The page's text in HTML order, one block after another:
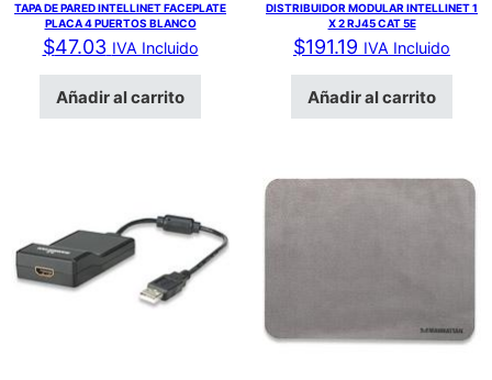
TAPA DE PARED INTELLINET FACEPLATE
PLACA 4 PUERTOS BLANCO
$47.03 IVA Incluido
Añadir al carrito
DISTRIBUIDOR MODULAR INTELLINET 1
X 2 RJ45 CAT 5E
$191.19 IVA Incluido
Añadir al carrito